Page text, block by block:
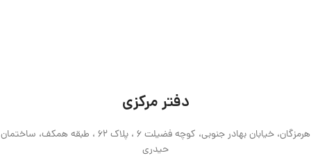
دفتر مرکزی
هرمزگان، خیابان بهادر جنوبی، کوچه فضیلت 6 ، پلاک 62 ، طبقه همکف، ساختمان
حیدری